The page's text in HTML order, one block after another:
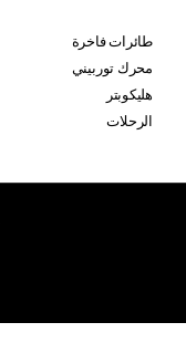
طائرات فاخرة
محرك توربيني
هليكوبتر
الرحلات